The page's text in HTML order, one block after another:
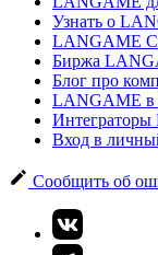
Узнать о
LANGAME
Биржа
Блог про
LANGAME
Вход в
Сообщить об